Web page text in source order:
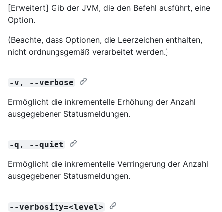
[Erweitert] Gib der JVM, die den Befehl ausführt, eine
Option.
(Beachte, dass Optionen, die Leerzeichen enthalten,
nicht ordnungsgemäß verarbeitet werden.)
-v, --verbose
Ermöglicht die inkrementelle Erhöhung der Anzahl
ausgegebener Statusmeldungen.
-q, --quiet
Ermöglicht die inkrementelle Verringerung der Anzahl
ausgegebener Statusmeldungen.
--verbosity=<level>